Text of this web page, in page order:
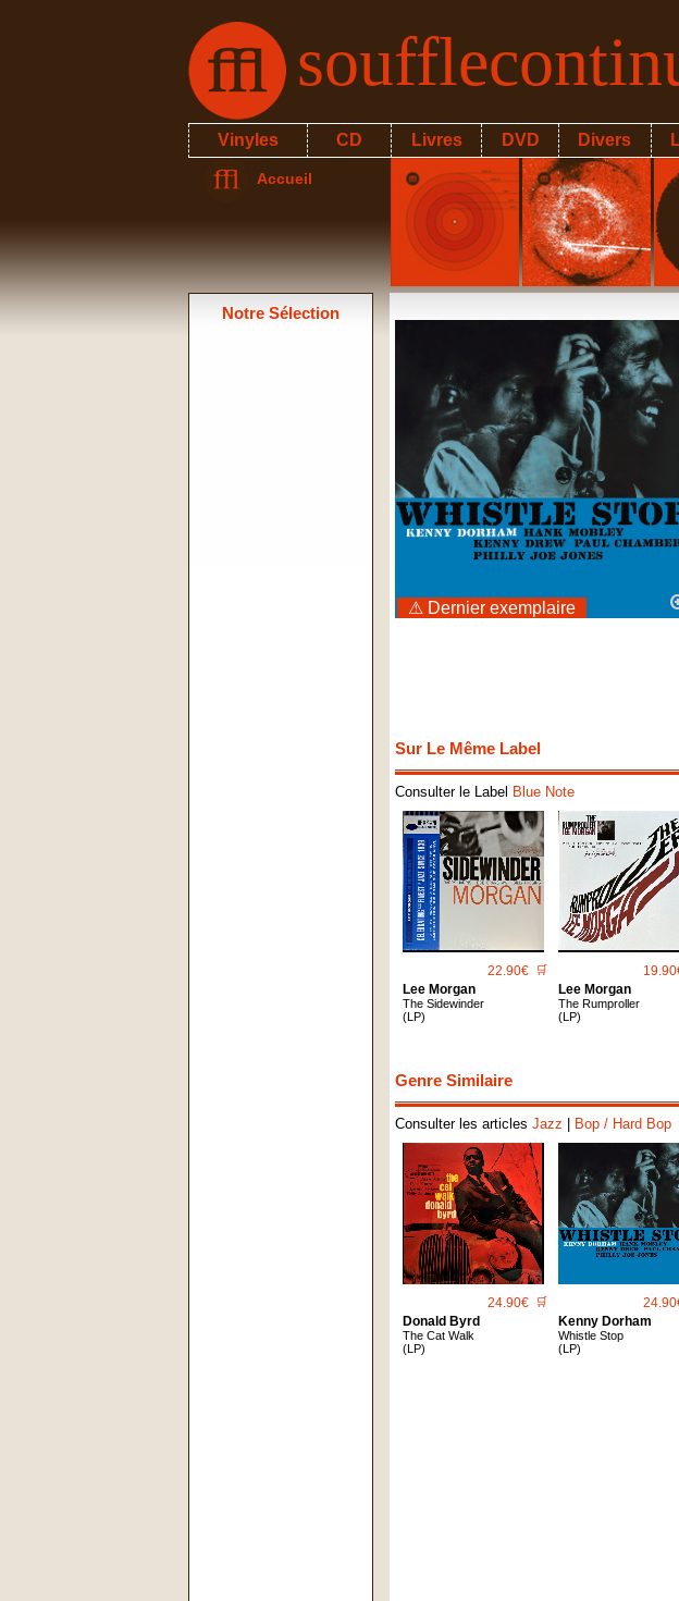
Vinyles CD Livres DVD Divers
Accueil
Notre Sélection
⚠ Dernier exemplaire
Sur Le Même Label
Consulter le Label Blue Note
22.90€ 🛒
Lee Morgan
The Sidewinder
(LP)
Lee Morgan
The Rumproller
(LP)
Genre Similaire
Consulter les articles Jazz Bop / Hard Bop
24.90€ 🛒
Donald Byrd
The Cat Walk
(LP)
Kenny Dorham
Whistle Stop
(LP)